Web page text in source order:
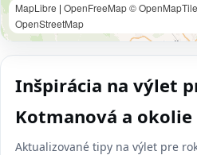
MapLibre | OpenFreeMap©
OpenStreetMap
Inšpirácia na výlet
Kotmanová a okolie
Aktualizované tipy na výlet pre